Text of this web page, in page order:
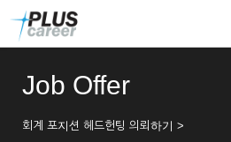
Job Offer
회계 포지션 헤드헌팅 의뢰하기 >